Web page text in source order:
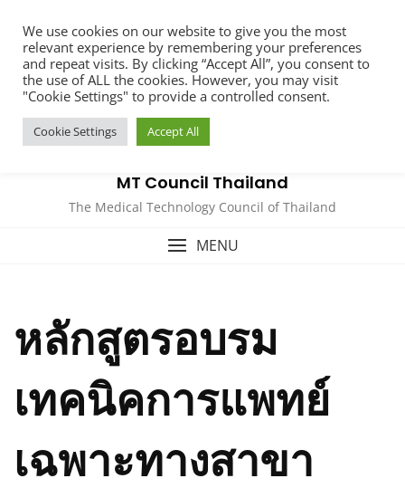
content
MT Council Thailand
The Medical Technology Council of Thailand
MENU
หลักสูตรอบรม
เทคนิคการแพทย์
เฉพาะทางสาขา
We use cookies on our website to give you the most
relevant experience by remembering your preferences
and repeat visits. By clicking “Accept All”, you consent to
the use of ALL the cookies. However, you may visit
"Cookie Settings" to provide a controlled consent.
Cookie Settings Accept All